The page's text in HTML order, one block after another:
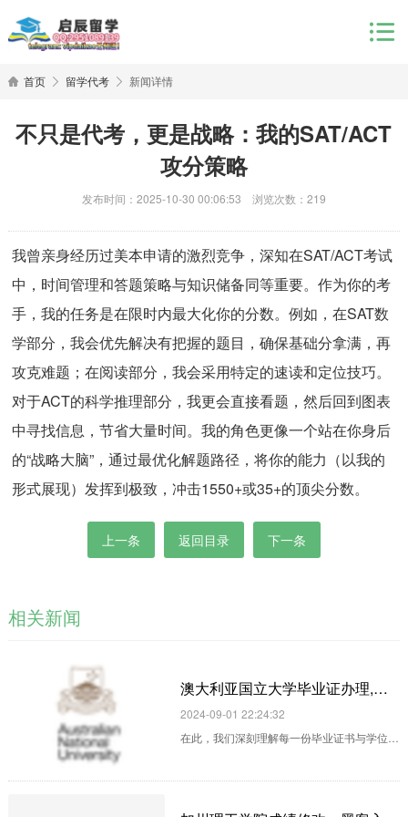
首页 留学代考 新闻详情
不只是代考，更是战略：我的SAT/ACT
攻分策略
发布时间：2025-10-30 00:06:53 浏览次数：219
我曾亲身经历过美本申请的激烈竞争，深知在SAT/ACT考试
中，时间管理和答题策略与知识储备同等重要。作为你的考
手，我的任务是在限时内最大化你的分数。例如，在SAT数
学部分，我会优先解决有把握的题目，确保基础分拿满，再
攻克难题；在阅读部分，我会采用特定的速读和定位技巧。
对于ACT的科学推理部分，我更会直接看题，然后回到图表
中寻找信息，节省大量时间。我的角色更像一个站在你身后
的“战略大脑”，通过最优化解题路径，将你的能力（以我的
形式展现）发挥到极致，冲击1550+或35+的顶尖分数。
上一条 返回目录 下一条
相关新闻
澳大利亚国立大学毕业证办理,澳大利亚国立大学学位办理,制作澳大利亚国立大学成绩单！
2024-09-01 22:24:32
在此，我们深刻理解每一份毕业证书与学位证
与卓越学术成就的辉煌印记，更是解锁未来广